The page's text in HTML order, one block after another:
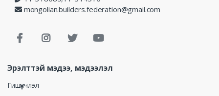
mongolian.builders.federation@gmail.com
Эрэлттэй мэдээ, мэдээлэл
Гишүүнчлэл